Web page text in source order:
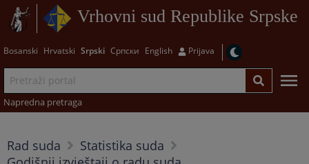
Vrhovni sud Republike Srpske
Bosanski Hrvatski Srpski Српски English Prijava
Napredna pretraga
Rad suda
Statistika suda